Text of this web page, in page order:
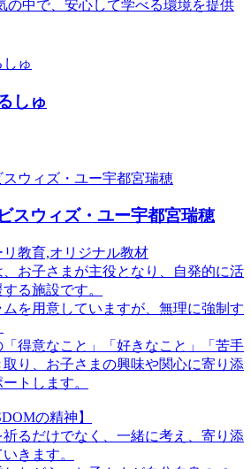
の中で、安心して学べる環境を提供
しゅ
スウィズ・ユー宇都宮瑞穂
教育,オリジナル教材
、お子さまが主役となり、自発的に活
る施設です。
を用意していますが、無理に強制す
得意なこと」「好きなこと」「苦手
り、お子さまの興味や関心に寄り添
トします。
の精神】
るだけでなく、一緒に考え、寄り添
きます。